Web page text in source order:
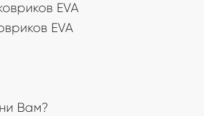
EVA
EVA
Вам?